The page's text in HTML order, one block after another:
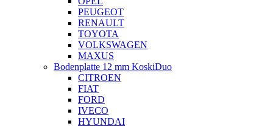
PEUGEOT
RENAULT
TOYOTA
VOLKSWAGEN
MAXUS
Bodenplatte 12 mm KoskiDuo
CITROEN
FIAT
FORD
IVECO
HYUNDAI